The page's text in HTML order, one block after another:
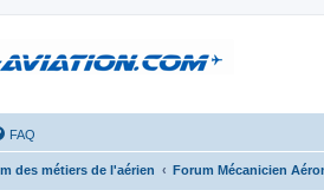
FAQ
des métiers de l'aérien Forum Mécanicien